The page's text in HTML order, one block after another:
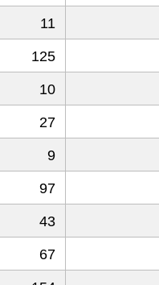
11
125
10
27
9
97
43
67